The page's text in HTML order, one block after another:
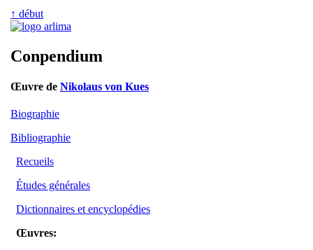
↑ début
Conpendium
Œuvre de Nikolaus von Kues
Biographie
Bibliographie
Recueils
Études générales
Dictionnaires et encyclopédies
Œuvres: